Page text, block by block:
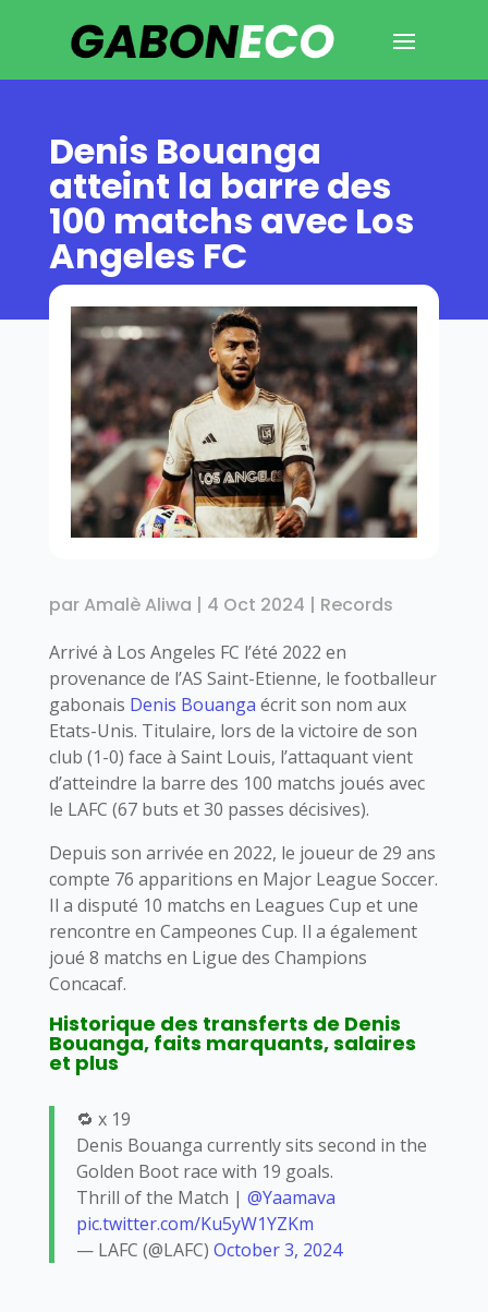
Denis Bouanga
atteint la barre des
100 matchs avec Los
Angeles FC
parAmalè Aliwa | 4 Oct 2024 | Records
Arrivé à Los Angeles FC l’été 2022 en
provenance de l’AS Saint-Etienne, le footballeur
gabonais Denis Bouanga écrit son nom aux
Etats-Unis. Titulaire, lors de la victoire de son
club (1-0) face à Saint Louis, l’attaquant vient
d’atteindre la barre des 100 matchs joués avec
le LAFC (67 buts et 30 passes décisives).
Depuis son arrivée en 2022, le joueur de 29 ans
compte 76 apparitions en Major League Soccer.
Il a disputé 10 matchs en Leagues Cup et une
rencontre en Campeones Cup. Il a également
joué 8 matchs en Ligue des Champions
Concacaf.
Historique des transferts de Denis
Bouanga, faits marquants, salaires
et plus
🔁 x 19
Denis Bouanga currently sits second in the
Golden Boot race with 19 goals.
Thrill of the Match | @Yaamava
pic.twitter.com/Ku5yW1YZKm
— LAFC (@LAFC) October 3, 2024